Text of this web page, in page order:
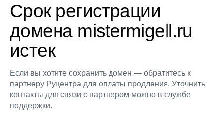
Срок регистрации
домена mistermigell.ru
истек
Если вы хотите сохранить домен — обратитесь к
партнеру Руцентра для оплаты продления. Уточнить
контакты для связи с партнером можно в службе
поддержки.